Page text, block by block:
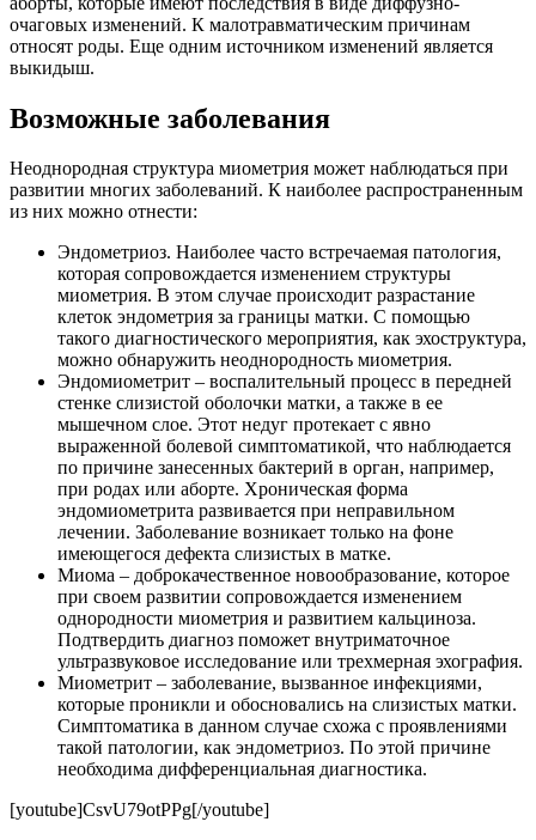
очаговых изменений. К малотравматическим причинам
относят роды. Еще одним источником изменений является
выкидыш.
Возможные заболевания
Неоднородная структура миометрия может наблюдаться при
развитии многих заболеваний. К наиболее распространенным
из них можно отнести:
Эндометриоз. Наиболее часто встречаемая патология,
которая сопровождается изменением структуры
миометрия. В этом случае происходит разрастание
клеток эндометрия за границы матки. С помощью
такого диагностического мероприятия, как эхоструктура,
можно обнаружить неоднородность миометрия.
Эндомиометрит – воспалительный процесс в передней
стенке слизистой оболочки матки, а также в ее
мышечном слое. Этот недуг протекает с явно
выраженной болевой симптоматикой, что наблюдается
по причине занесенных бактерий в орган, например,
при родах или аборте. Хроническая форма
эндомиометрита развивается при неправильном
лечении. Заболевание возникает только на фоне
имеющегося дефекта слизистых в матке.
Миома – доброкачественное новообразование, которое
при своем развитии сопровождается изменением
однородности миометрия и развитием кальциноза.
Подтвердить диагноз поможет внутриматочное
ультразвуковое исследование или трехмерная эхография.
Миометрит – заболевание, вызванное инфекциями,
которые проникли и обосновались на слизистых матки.
Симптоматика в данном случае схожа с проявлениями
такой патологии, как эндометриоз. По этой причине
необходима дифференциальная диагностика.
[youtube]CsvU79otPPg[/youtube]